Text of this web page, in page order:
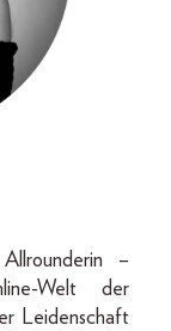
–
Welt der
Leidenschaft